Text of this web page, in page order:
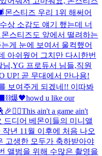
몬스티즈 우리 1위 해써어
상 소감도 얘기 했는데 너
스티즈도 앞에서 떨려하는
게 눈에 보여서 울컥했어
아쉬웠어 그치만 다시한번
,YG 프로듀서 님들,직원
UP! 곧 무대에서 만나용!
보여주게 되겠네!! 이따봐
爆🖤howd u like our
This ain't a game ain't
드디어 베몬이들의 미니앨
년 11월 이후에 처음 나오
고생한 모두가 축하받아야
앨범을 위해 수많은 촬영을